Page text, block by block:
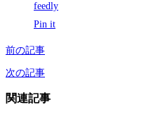
feedly
Pin it
前の記事
次の記事
関連記事